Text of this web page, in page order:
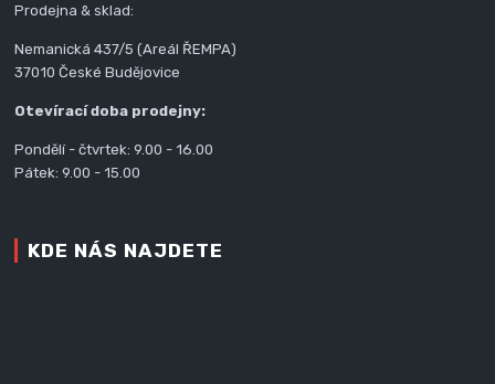
Prodejna & sklad:
Nemanická 437/5 (Areál ŘEMPA)
37010 České Budějovice
Otevírací doba prodejny:
Pondělí - čtvrtek: 9.00 - 16.00
Pátek: 9.00 - 15.00
KDE NÁS NAJDETE